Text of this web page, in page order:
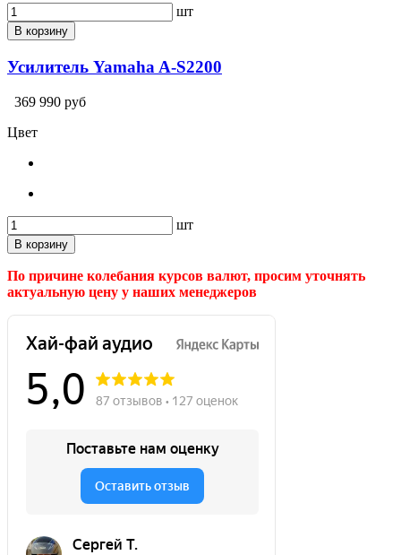
шт
В корзину
Усилитель Yamaha A-S2200
369 990 руб
Цвет
шт
В корзину
По причине колебания курсов валют, просим уточнять
актуальную цену у наших менеджеров